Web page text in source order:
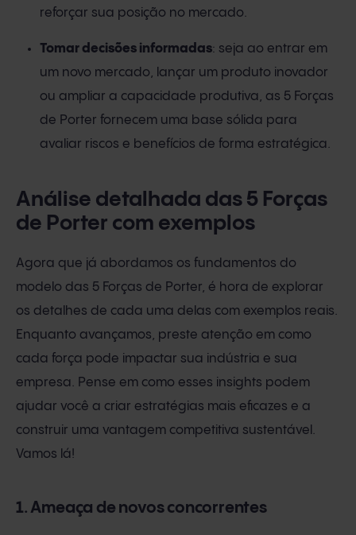
reforçar sua posição no mercado.
Tomar decisões informadas: seja ao entrar em
um novo mercado, lançar um produto inovador
ou ampliar a capacidade produtiva, as 5 Forças
de Porter fornecem uma base sólida para
avaliar riscos e benefícios de forma estratégica.
Análise detalhada das 5 Forças
de Porter com exemplos
Agora que já abordamos os fundamentos do
modelo das 5 Forças de Porter, é hora de explorar
os detalhes de cada uma delas com exemplos reais.
Enquanto avançamos, preste atenção em como
cada força pode impactar sua indústria e sua
empresa. Pense em como esses insights podem
ajudar você a criar estratégias mais eficazes e a
construir uma vantagem competitiva sustentável.
Vamos lá!
1. Ameaça de novos concorrentes